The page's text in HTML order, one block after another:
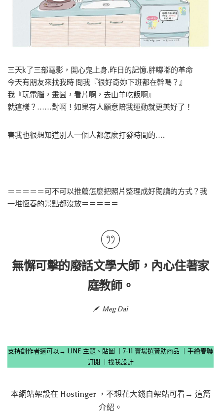
三天k了三部電影，開心鬼上身.昨日的記憶.胖嘟嘟的革命
今天有朋友來找我時 問我『很好奇妳下班都在幹嗎？』
我『玩電腦，畫圖，看片啊，去山羊吃飯啊』
就這樣？……對啊！如果有人願意陪我運動就更美好了！
害我也很想知道別人一個人都怎麼打發時間的….
＝＝＝＝＝可不可以推薦怎麼把照片整理成好閱讀的方式？我
一堆恆春的景點都沒放＝＝＝＝＝
無懈可擊的廢話文學大師，內心住著家
庭教師。
Meg Dai
支持創作者還可以→ LINE 主題、貼圖 7-11 賣場選贊助商品
手繪春聯
訂閱
找我設計
本網站架設在 Hostinger，不想花大錢自架站可看→ 這篇
介紹 。